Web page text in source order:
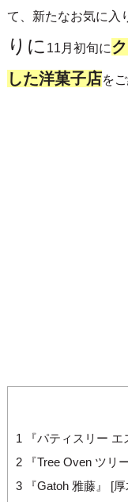
て、新たなお気に入
りに 11月初旬に
した洋菓子店を
1 『パティスリー
2『Tree Oven ツリ
3『Gatoh 雅藤』 [厚